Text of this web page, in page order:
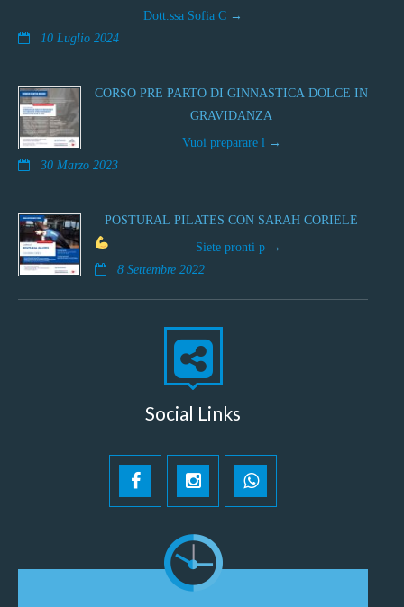
Dott.ssa Sofia C
10 Luglio 2024
CORSO PRE PARTO DI GINNASTICA DOLCE IN
GRAVIDANZA
Vuoi preparare l
30 Marzo 2023
POSTURAL PILATES CON SARAH CORIELE
Siete pronti p
8 Settembre 2022
Social Links